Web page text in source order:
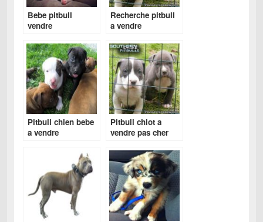
Bebe pitbull
vendre
Recherche pitbull
a vendre
Pitbull chien bebe
a vendre
Pitbull chiot a
vendre pas cher